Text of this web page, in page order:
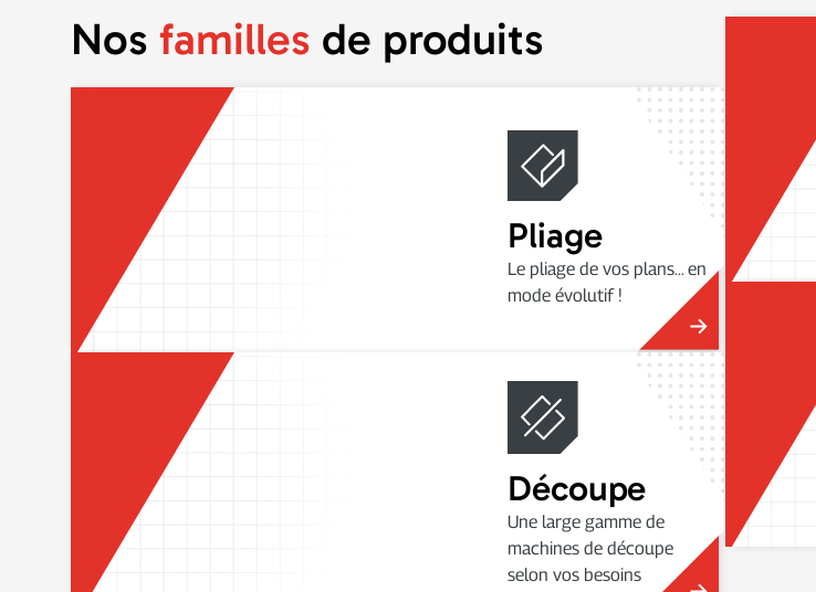
Nos familles de produits
Pliage
Le pliage de vos plans… en
mode évolutif !
Découpe
Une large gamme de
machines de découpe
selon vos besoins